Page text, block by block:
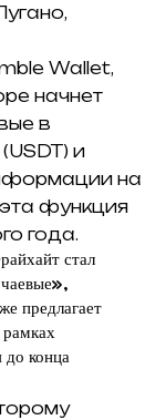
Wallet,
начнет
в
и
на
функция
года.
стал
предлагает
до конца